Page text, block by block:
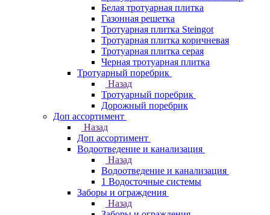
Белая тротуарная плитка
Газонная решетка
Тротуарная плитка Steingot
Тротуарная плитка коричневая
Тротуарная плитка серая
Черная тротуарная плитка
Тротуарный поребрик
Назад
Тротуарный поребрик
Дорожный поребрик
Доп ассортимент
Назад
Доп ассортимент
Водоотведение и канализация
Назад
Водоотведение и канализация
1 Водосточные системы
Заборы и ограждения
Назад